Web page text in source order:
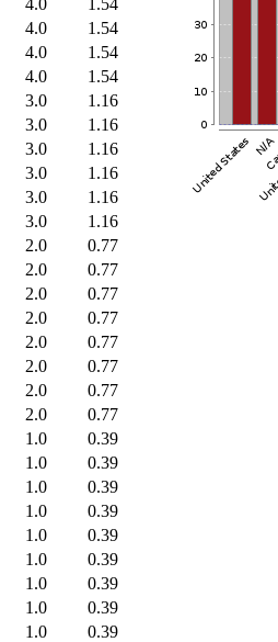
4.0
1.54
4.0
1.54
4.0
1.54
4.0
1.54
3.0
1.16
3.0
1.16
3.0
1.16
3.0
1.16
3.0
1.16
3.0
1.16
2.0
0.77
2.0
0.77
2.0
0.77
2.0
0.77
2.0
0.77
2.0
0.77
2.0
0.77
2.0
0.77
1.0
0.39
1.0
0.39
1.0
0.39
1.0
0.39
1.0
0.39
1.0
0.39
1.0
0.39
1.0
0.39
1.0
0.39